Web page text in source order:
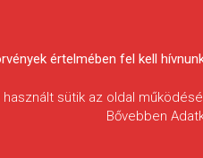
értelmében fel kell
sütik az oldal
Bővebben